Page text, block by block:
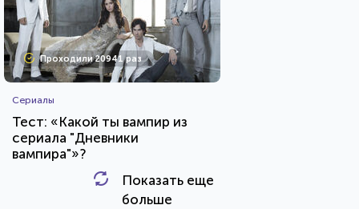
Проходили 20941 раз
Сериалы
Тест: «Какой ты вампир из
сериала "Дневники
вампира"»?
HTML - код
Показать еще
больше